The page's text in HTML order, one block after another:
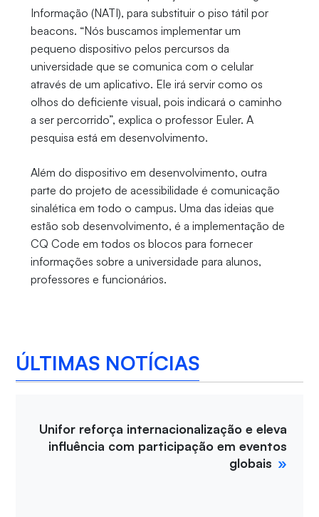
Informação (NATI), para substituir o piso tátil por
beacons. “Nós buscamos implementar um
pequeno dispositivo pelos percursos da
universidade que se comunica com o celular
através de um aplicativo. Ele irá servir como os
olhos do deficiente visual, pois indicará o caminho
a ser percorrido”, explica o professor Euler. A
pesquisa está em desenvolvimento.
Além do dispositivo em desenvolvimento, outra
parte do projeto de acessibilidade é comunicação
sinalética em todo o campus. Uma das ideias que
estão sob desenvolvimento, é a implementação de
CQ Code em todos os blocos para fornecer
informações sobre a universidade para alunos,
professores e funcionários.
ÚLTIMAS NOTÍCIAS
Unifor reforça internacionalização e eleva
influência com participação em eventos
globais